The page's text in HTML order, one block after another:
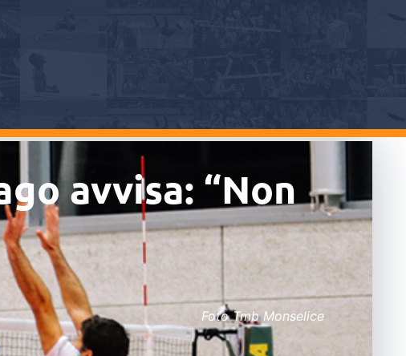
avvisa: “Non
Foto Tmb Monselice